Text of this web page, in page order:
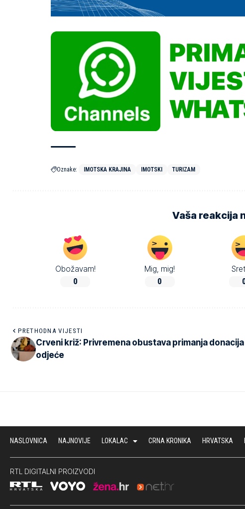
Oznake: IMOTSKA KRAJINA IMOTSKI TURIZAM
Vaša reakcija
Obožavam!
0
Mig, mig!
0
PRETHODNA VIJESTI
Crveni križ: Privremena obustava primanja donacija
odjeće
NASLOVNICA NAJNOVIJE LOKALAC CRNA KRONIKA HRVATSKA
RTL DIGITALNI PROIZVODI